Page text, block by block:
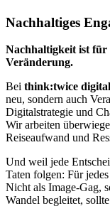
Nachhaltiges
Nachhaltigkeit ist für
Veränderung.
Bei think:twice digital
neu, sondern auch
Digitalstrategie und
Wir arbeiten
Reiseaufwand und
Und weil jede
Taten folgen: Für
Nicht als Image-Gag,
Wandel begleitet,